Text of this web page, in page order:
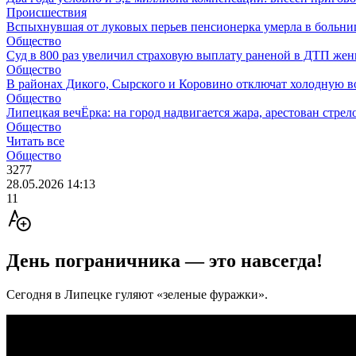
Происшествия
Вспыхнувшая от луковых перьев пенсионерка умерла в
Общество
Суд в 800 раз увеличил страховую выплату раненой в ДТП
Общество
В районах Дикого, Сырского и Коровино отключат холодную
Общество
Липецкая вечЁрка: на город надвигается жара, арестован
Общество
Читать все
Общество
3277
28.05.2026 14:13
11
День пограничника — это навсегда!
Сегодня в Липецке гуляют «зеленые фуражки».